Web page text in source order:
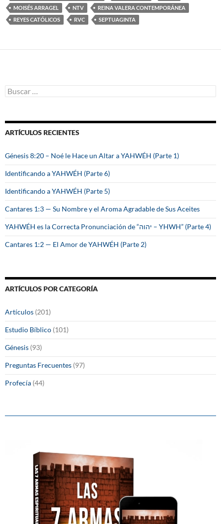
MOISÉS ARRAGEL
NTV
REINA VALERA CONTEMPORÁNEA
REYES CATÓLICOS
RVC SEPTUAGINTA
B
u
a
r
ARTÍCULOS RECIENTES
Génesis 8:20 – Noé le Hace un Altar a YAHWÉH (Parte 1)
Identificando a YAHWÉH (Parte 6)
Identificando a YAHWÉH (Parte 5)
Cantares 1:3 — Su Nombre y el Aroma Agradable de Sus Aceites
YAHWÉH es la Correcta Pronunciación de “יהוה – YHWH” (Parte 4)
Cantares 1:2 — El Amor de YAHWÉH (Parte 2)
ARTÍCULOS POR CATEGORÍA
Artículos (201)
Estudio Bíblico (101)
Génesis (93)
Preguntas Frecuentes (97)
Profecía (44)